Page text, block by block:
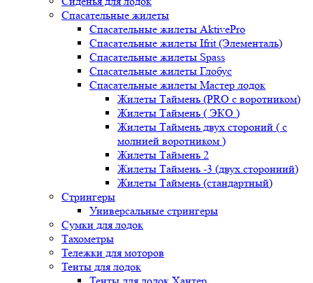
Спасательные жилеты
Спасательные жилеты AktivePro
Спасательные жилеты Ifrit (Элементаль)
Спасательные жилеты Spass
Спасательные жилеты Глобус
Спасательные жилеты Мастер лодок
Жилеты Таймень (PRO c воротником)
Жилеты Таймень ( ЭКО )
Жилеты Таймень двух стороний ( с
молнией воротником )
Жилеты Таймень 2
Жилеты Таймень -3 (двух.сторонний)
Жилеты Таймень (стандартный)
Стрингеры
Универсальные стрингеры
Сумки для лодок
Тахометры
Тележки для моторов
Тенты для лодок